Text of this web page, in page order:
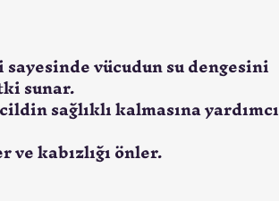
vücudun su dengesini
sunar.
sağlıklı kalmasına yardımcı
kabızlığı önler.